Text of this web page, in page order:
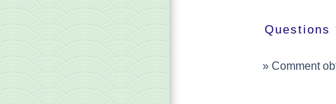
Questions
Comment